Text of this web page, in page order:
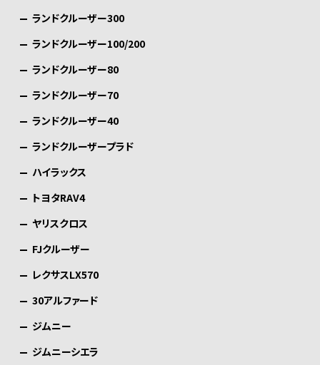
ランドクルーザー300
ランドクルーザー100/200
ランドクルーザー80
ランドクルーザー70
ランドクルーザー40
ランドクルーザープラド
ハイラックス
トヨタRAV4
ヤリスクロス
FJクルーザー
レクサスLX570
30アルファード
ジムニー
ジムニーシエラ